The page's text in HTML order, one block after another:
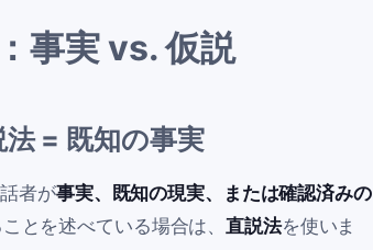
事実 vs. 仮説
法 = 既知の事実
者が事実、既知の現実、または確認済みの
とを述べている場合は、直説法を使いま